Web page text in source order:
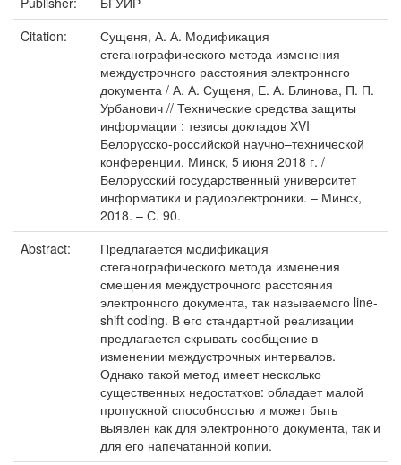
Citation:
Сущеня, А. А. Модификация
стеганографического метода изменения
междустрочного расстояния электронного
документа / А. А. Сущеня, Е. А. Блинова, П. П.
Урбанович // Технические средства защиты
информации : тезисы докладов ХVI
Белорусско-российской научно–технической
конференции, Минск, 5 июня 2018 г. /
Белорусский государственный университет
информатики и радиоэлектроники. – Минск,
2018. – С. 90.
Abstract:
Предлагается модификация
стеганографического метода изменения
смещения междустрочного расстояния
электронного документа, так называемого line-
shift coding. В его стандартной реализации
предлагается скрывать сообщение в
изменении междустрочных интервалов.
Однако такой метод имеет несколько
существенных недостатков: обладает малой
пропускной способностью и может быть
выявлен как для электронного документа, так и
для его напечатанной копии.